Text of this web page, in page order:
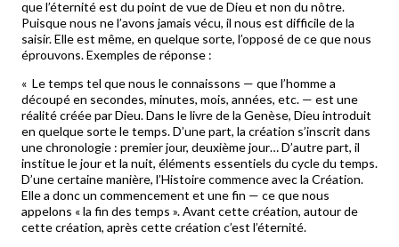
que l’éternité est du point de vue de Dieu et non du nôtre.
Puisque nous ne l’avons jamais vécu, il nous est difficile de la
saisir. Elle est même, en quelque sorte, l’opposé de ce que nous
éprouvons. Exemples de réponse :
« Le temps tel que nous le connaissons — que l’homme a
découpé en secondes, minutes, mois, années, etc. — est une
réalité créée par Dieu. Dans le livre de la Genèse, Dieu introduit
en quelque sorte le temps. D’une part, la création s’inscrit dans
une chronologie : premier jour, deuxième jour… D’autre part, il
institue le jour et la nuit, éléments essentiels du cycle du temps.
D’une certaine manière, l’Histoire commence avec la Création.
Elle a donc un commencement et une fin — ce que nous
appelons « la fin des temps ». Avant cette création, autour de
cette création, après cette création c’est l’éternité.